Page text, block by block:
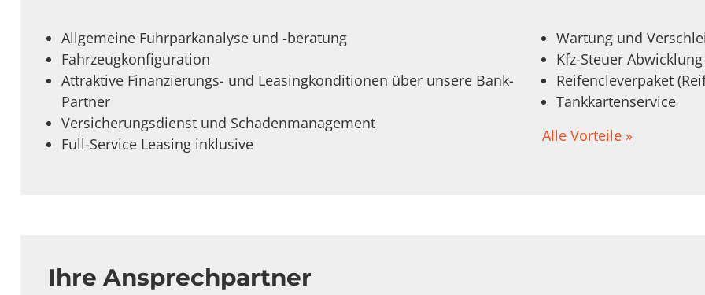
Allgemeine Fuhrparkanalyse und -beratung
Fahrzeugkonfiguration
Attraktive Finanzierungs- und Leasingkonditionen über unsere Bank-
Partner
Versicherungsdienst und Schadenmanagement
Full-Service Leasing inklusive
Wartung und
Kfz-Steuer Abwicklung
Reifencleverpaket
Tankkartenservice
Alle Vorteile »
Ihre Ansprechpartner